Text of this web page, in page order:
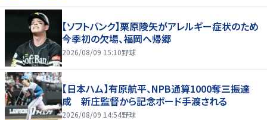
【ソフトバンク】栗原陵矢がアレルギー症状のため
今季初の欠場、福岡へ帰郷
2026/08/09 15:10野球
【日本ハム】有原航平、NPB通算1000奪三振達
成 新庄監督から記念ボード手渡される
2026/08/09 14:54野球